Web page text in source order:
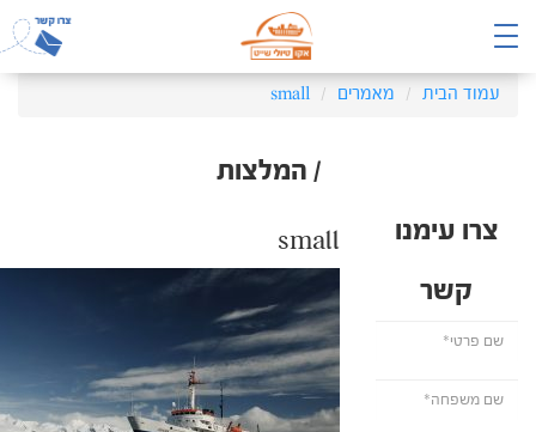
עמוד הבית מאמרים small
/ המלצות
צרו עימנו
קשר
small